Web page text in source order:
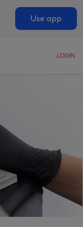
Use app
LOGIN